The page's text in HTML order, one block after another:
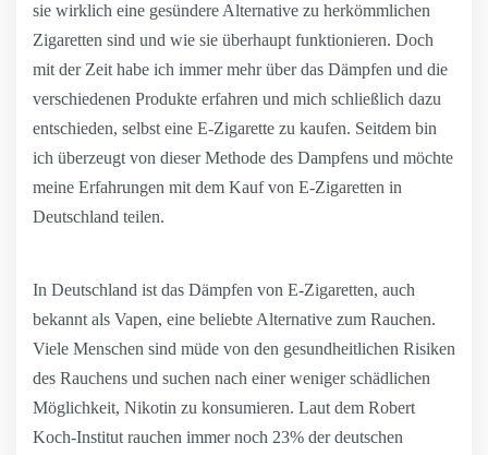
sie wirklich eine gesündere Alternative zu herkömmlichen
Zigaretten sind und wie sie überhaupt funktionieren. Doch
mit der Zeit habe ich immer mehr über das Dämpfen und die
verschiedenen Produkte erfahren und mich schließlich dazu
entschieden, selbst eine E-Zigarette zu kaufen. Seitdem bin
ich überzeugt von dieser Methode des Dampfens und möchte
meine Erfahrungen mit dem Kauf von E-Zigaretten in
Deutschland teilen.
In Deutschland ist das Dämpfen von E-Zigaretten, auch
bekannt als Vapen, eine beliebte Alternative zum Rauchen.
Viele Menschen sind müde von den gesundheitlichen Risiken
des Rauchens und suchen nach einer weniger schädlichen
Möglichkeit, Nikotin zu konsumieren. Laut dem Robert
Koch-Institut rauchen immer noch 23% der deutschen